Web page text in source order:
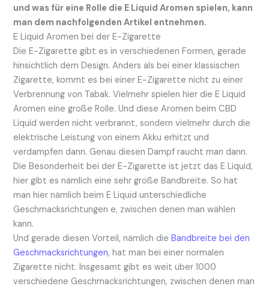
und was für eine Rolle die E Liquid Aromen spielen, kann
man dem nachfolgenden Artikel entnehmen.
E Liquid Aromen bei der E-Zigarette
Die E-Zigarette gibt es in verschiedenen Formen, gerade
hinsichtlich dem Design. Anders als bei einer klassischen
Zigarette, kommt es bei einer E-Zigarette nicht zu einer
Verbrennung von Tabak. Vielmehr spielen hier die E Liquid
Aromen eine große Rolle. Und diese Aromen beim CBD
Liquid werden nicht verbrannt, sondern vielmehr durch die
elektrische Leistung von einem Akku erhitzt und
verdampfen dann. Genau diesen Dampf raucht man dann.
Die Besonderheit bei der E-Zigarette ist jetzt das E Liquid,
hier gibt es nämlich eine sehr große Bandbreite. So hat
man hier nämlich beim E Liquid unterschiedliche
Geschmacksrichtungen e, zwischen denen man wählen
kann.
Und gerade diesen Vorteil, nämlich dieBandbreite bei den
Geschmacksrichtungen, hat man bei einer normalen
Zigarette nicht. Insgesamt gibt es weit über 1000
verschiedene Geschmacksrichtungen, zwischen denen man